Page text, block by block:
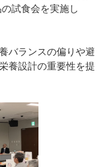
試食会を実施し
バランスの偏りや避
養設計の重要性を提